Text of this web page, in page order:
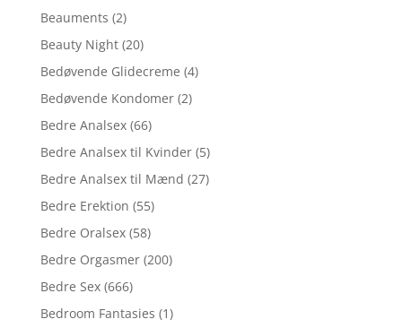
Beauments (2)
Beauty Night (20)
Bedøvende Glidecreme (4)
Bedøvende Kondomer (2)
Bedre Analsex (66)
Bedre Analsex til Kvinder (5)
Bedre Analsex til Mænd (27)
Bedre Erektion (55)
Bedre Oralsex (58)
Bedre Orgasmer (200)
Bedre Sex (666)
Bedroom Fantasies (1)